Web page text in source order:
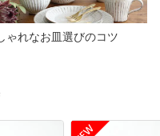
ゃれなお皿選びのコツ